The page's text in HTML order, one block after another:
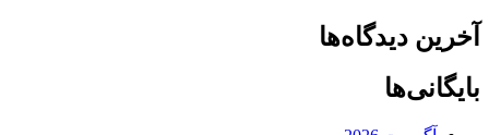
آخرین دیدگاه‌ها
بایگانی‌ها